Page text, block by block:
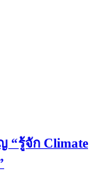
“รู้จัก Climate